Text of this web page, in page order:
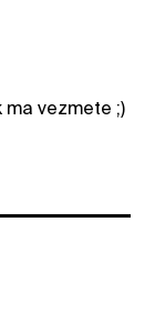
ma vezmete ;)